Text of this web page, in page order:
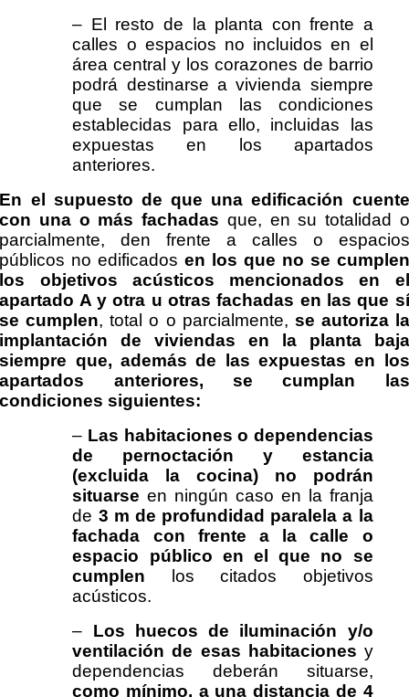
– El resto de la planta con frente a
calles o espacios no incluidos en el
área central y los corazones de barrio
podrá destinarse a vivienda siempre
que se cumplan las condiciones
establecidas para ello, incluidas las
expuestas en los apartados
anteriores.
En el supuesto de que una edificación cuente
con una o más fachadas que, en su totalidad o
parcialmente, den frente a calles o espacios
públicos no edificadosen los que no se cumplen
los objetivos acústicos mencionados en el
apartado A y otra u otras fachadas en las que sí
se cumplen, total o o parcialmente, se autoriza la
implantación de viviendas en la planta baja
siempre que, además de las expuestas en los
apartados anteriores, se cumplan las
condiciones siguientes:
– Las habitaciones o dependencias
de pernoctación y estancia
(excluida la cocina) no podrán
situarse en ningún caso en la franja
de 3 m de profundidad paralela a la
fachada con frente a la calle o
espacio público en el que no se
cumplen los citados objetivos
acústicos.
– Los huecos de iluminación y/o
ventilación de esas habitaciones y
dependencias deberán situarse,
como mínimo, a una distancia de 4